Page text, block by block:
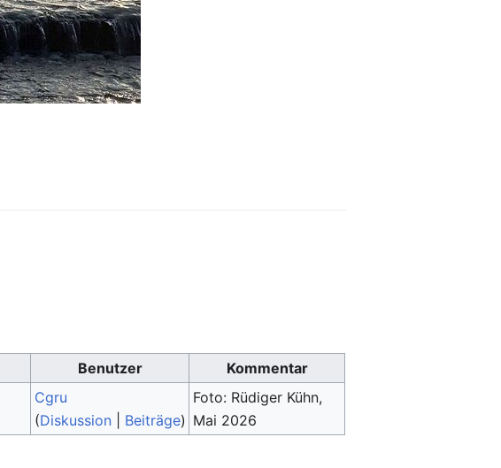
Benutzer
Kommentar
Cgru
(Diskussion| Beiträge)
Foto: Rüdiger Kühn,
Mai 2026